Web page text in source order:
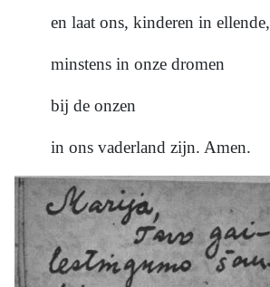
en laat ons, kinderen in ellende,
minstens in onze dromen
bij de onzen
in ons vaderland zijn. Amen.